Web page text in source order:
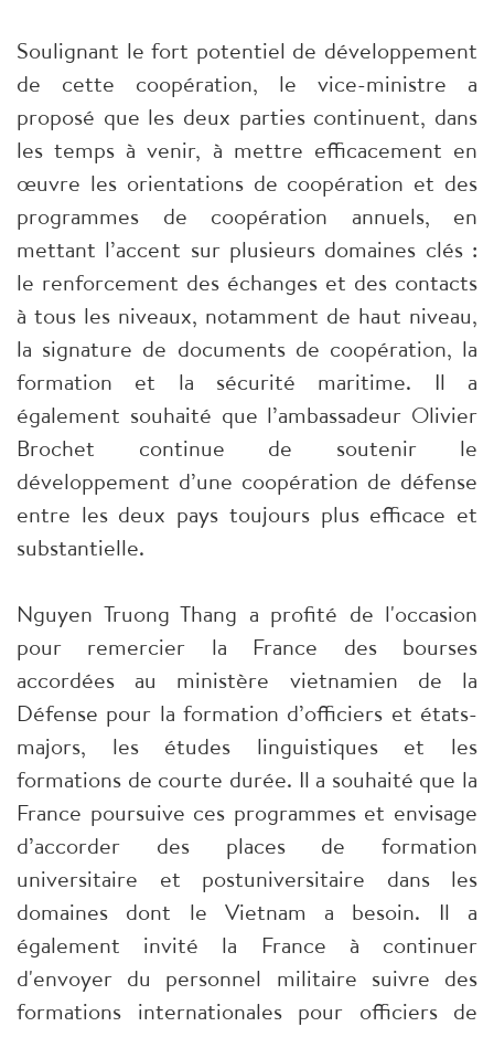
Soulignant le fort potentiel de développement
de cette coopération, le vice-ministre a
proposé que les deux parties continuent, dans
les temps à venir, à mettre efficacement en
œuvre les orientations de coopération et des
programmes de coopération annuels, en
mettant l’accent sur plusieurs domaines clés :
le renforcement des échanges et des contacts
à tous les niveaux, notamment de haut niveau,
la signature de documents de coopération, la
formation et la sécurité maritime. Il a
également souhaité que l’ambassadeur Olivier
Brochet continue de soutenir le
développement d’une coopération de défense
entre les deux pays toujours plus efficace et
substantielle.
Nguyen Truong Thang a profité de l'occasion
pour remercier la France des bourses
accordées au ministère vietnamien de la
Défense pour la formation d’officiers et états-
majors, les études linguistiques et les
formations de courte durée. Il a souhaité que la
France poursuive ces programmes et envisage
d’accorder des places de formation
universitaire et postuniversitaire dans les
domaines dont le Vietnam a besoin. Il a
également invité la France à continuer
d'envoyer du personnel militaire suivre des
formations internationales pour officiers de